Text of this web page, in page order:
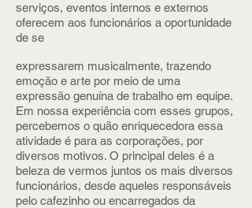
serviços, eventos internos e externos
oferecem aos funcionários a oportunidade
de se
expressarem musicalmente, trazendo
emoção e arte por meio de uma
expressão genuína de trabalho em equipe.
Em nossa experiência com esses grupos,
percebemos o quão enriquecedora essa
atividade é para as corporações, por
diversos motivos. O principal deles é a
beleza de vermos juntos os mais diversos
funcionários, desde aqueles responsáveis
pelo cafezinho ou encarregados da